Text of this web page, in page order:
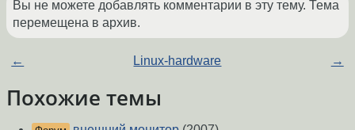
Вы не можете добавлять комментарии в эту тему. Тема
перемещена в архив.
← Linux-hardware →
Похожие темы